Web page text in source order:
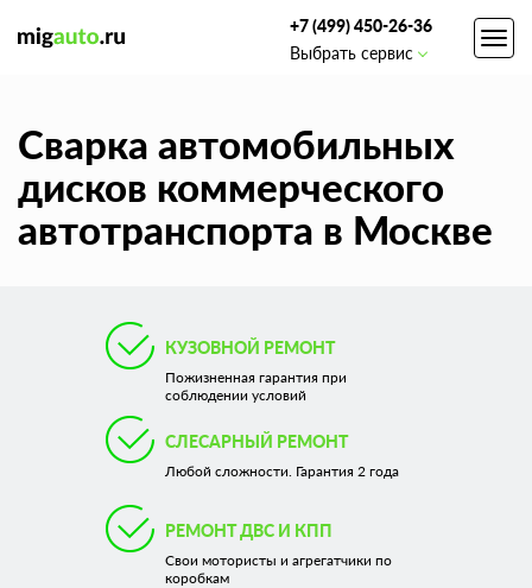
+7 (499) 450-26-36
Выбрать сервис
Сварка автомобильных
дисков коммерческого
автотранспорта в Москве
КУЗОВНОЙ РЕМОНТ
Пожизненная гарантия при
соблюдении условий
СЛЕСАРНЫЙ РЕМОНТ
Любой сложности. Гарантия 2 года
РЕМОНТ ДВС И КПП
Свои мотористы и агрегатчики по
коробкам